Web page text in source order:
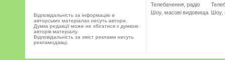
Відповідальність за інформацію в
авторських матеріалах несуть автори.
Думка редакції може не збігатися з думкою
авторів матеріалу.
Відповідальність за зміст реклами несуть
рекламодавці.
Телебачення, радіо
Шоу, масові видовища Шоу,